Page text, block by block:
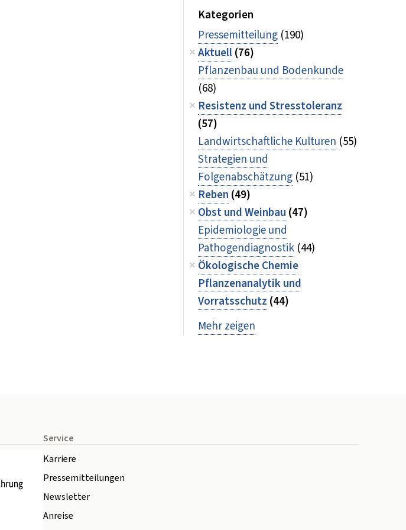
Kategorien
Pressemitteilung (190)
Aktuell(76)
Pflanzenbau und Bodenkunde
(68)
Resistenz und Stresstoleranz
(57)
Landwirtschaftliche Kulturen (55)
Strategien und
Folgenabschätzung (51)
Reben (49)
Obst und Weinbau (47)
Epidemiologie und
Pathogendiagnostik (44)
Ökologische Chemie
Pflanzenanalytik und
Vorratsschutz (44)
Mehr zeigen
Service
Karriere
Pressemitteilungen
Newsletter
Anreise